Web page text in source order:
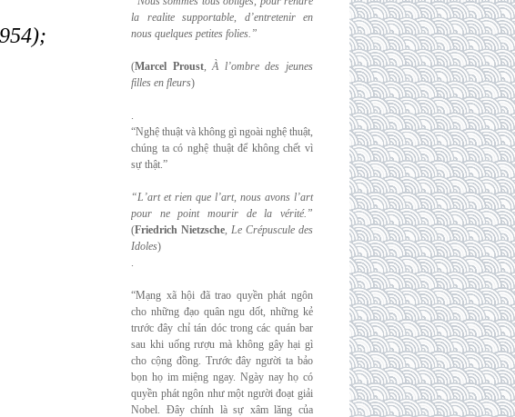
la realite supportable, d’entretenir en
nous quelques petites folies.”
(Marcel Proust,À l’ombre des jeunes
filles en fleurs)
.
“Nghệ thuật và không gì ngoài nghệ thuật,
chúng ta có nghệ thuật để không chết vì
sự thật.”
“L’art et rien que l’art, nous avons l’art
pour ne point mourir de la vérité.”
(Friedrich Nietzsche, Le Crépuscule des
Idoles)
.
“Mạng xã hội đã trao quyền phát ngôn
cho những đạo quân ngu dốt, những kẻ
trước đây chỉ tán dóc trong các quán bar
sau khi uống rượu mà không gây hại gì
cho cộng đồng. Trước đây người ta bảo
bọn họ im miệng ngay. Ngày nay họ có
quyền phát ngôn như một người đoạt giải
Nobel. Đây chính là sự xâm lăng của